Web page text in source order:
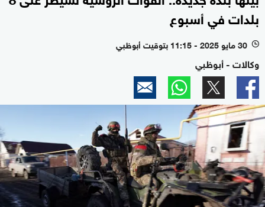
بلدات في أسبوع
l 30 مايو 2025 - 11:15 بتوقيت أبوظبي
وكالات - أبوظبي